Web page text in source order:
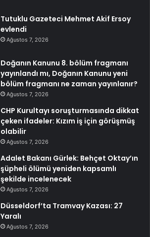
Tutuklu Gazeteci Mehmet Akif Ersoy
evlendi
Ağustos 7, 2026
Doğanın Kanunu 8. bölüm fragmanı
yayınlandı mı, Doğanın Kanunu yeni
bölüm fragmanı ne zaman yayınlanır?
Ağustos 7, 2026
CHP Kurultayı soruşturmasında dikkat
çeken ifadeler: Kızım iş için görüşmüş
olabilir
Ağustos 7, 2026
Adalet Bakanı Gürlek: Behçet Oktay’ın
şüpheli ölümü yeniden kapsamlı
şekilde incelenecek
Ağustos 7, 2026
Düsseldorf’ta Tramvay Kazası: 27
Yaralı
Ağustos 7, 2026